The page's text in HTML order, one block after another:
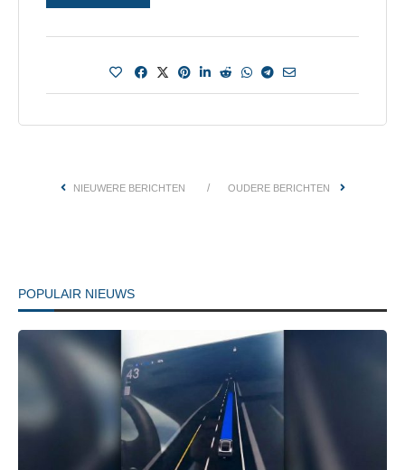
NIEUWERE BERICHTEN OUDERE BERICHTEN
POPULAIR NIEUWS